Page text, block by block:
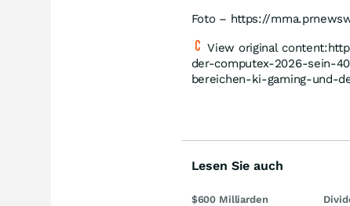
Foto – https://
View original
der-computex-2026-sein-
bereichen-ki-gaming-und-
Lesen Sie auch
$600 Milliarden